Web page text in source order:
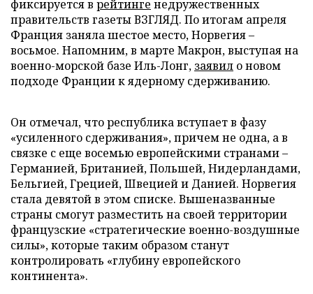
фиксируется в рейтинге недружественных
правительств газеты ВЗГЛЯД. По итогам апреля
Франция заняла шестое место, Норвегия –
восьмое. Напомним, в марте Макрон, выступая на
военно-морской базе Иль-Лонг, заявил о новом
подходе Франции к ядерному сдерживанию.
Он отмечал, что республика вступает в фазу
«усиленного сдерживания», причем не одна, а в
связке с еще восемью европейскими странами –
Германией, Британией, Польшей, Нидерландами,
Бельгией, Грецией, Швецией и Данией. Норвегия
стала девятой в этом списке. Вышеназванные
страны смогут разместить на своей территории
французские «стратегические военно-воздушные
силы», которые таким образом станут
контролировать «глубину европейского
континента».